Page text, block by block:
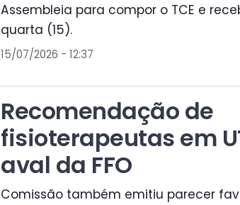
Assembleia para compor o TCE e
quarta (15).
15/07/2026 - 12:37
Recomendação de
fisioterapeutas em
aval da FFO
Comissão também emitiu parecer